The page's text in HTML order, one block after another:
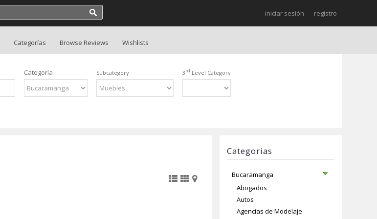
iniciar sesión registro
Categorías Browse Reviews Wishlists
Categoría Subcategory 3rd Level Category
Categorias
Bucaramanga
Abogados
Autos
Agencias de Modelaje